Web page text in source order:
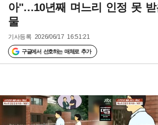
아"…10년째 며느리 인정 못
물
기사등록 2026/06/17 16:51:21
구글에서 선호하는 매체로 추가